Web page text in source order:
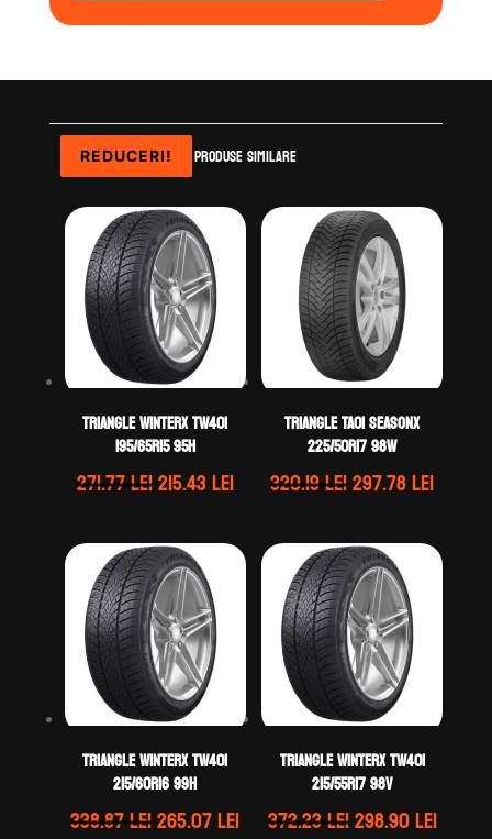
Produse similare
REDUCERI!
TRIANGLE WINTERX TW401
195/65R15 95H
271.77leiPrețul
a
fost:
271.77 lei.
215.43leiPrețul
este:
215.43 lei.
REDUCERI!
TRIANGLE TA01 SEASONX
225/50R17 98W
320.19leiPrețul
a
fost:
320.19 lei.
297.78leiPrețul
este:
REDUCERI!
TRIANGLE WINTERX TW401
215/60R16 99H
338.87leiPrețul
265.07leiPrețul
REDUCERI!
TRIANGLE WINTERX TW401
215/55R17 98V
372.23leiPrețul
298.90leiPrețul